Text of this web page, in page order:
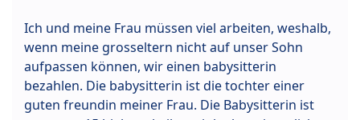
Ich und meine Frau müssen viel arbeiten, weshalb,
wenn meine grosseltern nicht auf unser Sohn
aufpassen können, wir einen babysitterin
bezahlen. Die babysitterin ist die tochter einer
guten freundin meiner Frau. Die Babysitterin ist